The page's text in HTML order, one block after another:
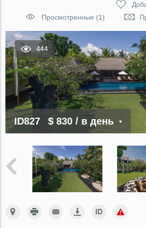
Просмотренные (1)
444
ID827 $ 830/ в день